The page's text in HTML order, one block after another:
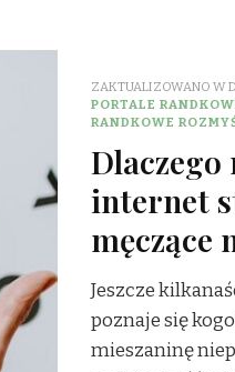
ZAKTUALIZOWANO W
PORTALE
RANDKOWE
internet
męczące
Jeszcze
poznaje się
mieszaninę